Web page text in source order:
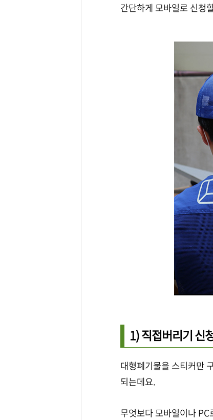
간단하게 모바일로 신청
1) 직접버리기 신
대형폐기물을 스티커만
되는데요.
무엇보다 모바일이나